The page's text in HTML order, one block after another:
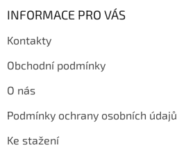
INFORMACE PRO VÁS
Kontakty
Obchodní podmínky
O nás
Podmínky ochrany osobních údajů
Ke stažení